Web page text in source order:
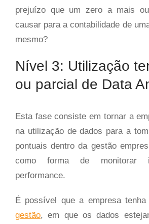
prejuízo que um zero a mais
causar para a contabilidade de
mesmo?
Nível 3: Utilização
ou parcial de Data
Esta fase consiste em tornar a
na utilização de dados para a
pontuais dentro da gestão
como forma de monitorar
performance.
É possível que a empresa tenha
gestão, em que os dados